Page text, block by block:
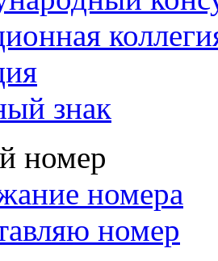
знак
номер
номера
номер